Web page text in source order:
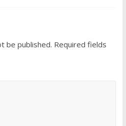
be published. Required fields